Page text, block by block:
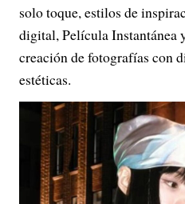
solo toque, estilos de
digital, Película Instantánea
creación de fotografías con
estéticas.